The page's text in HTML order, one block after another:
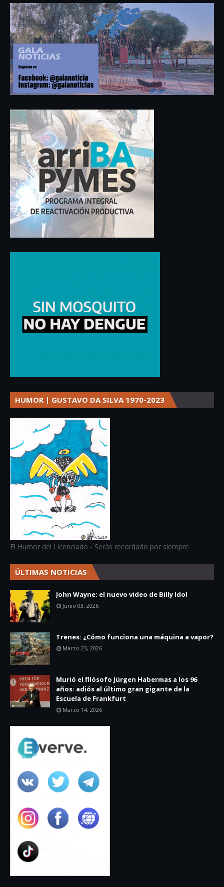
HUMOR | GUSTAVO DA SILVA 1970-2023
El Humor del Licenciado - Serás recordado por siempre
ÚLTIMAS NOTICIAS
John Wayne: el nuevo video de Billy Idol
Junio 03, 2026
Trenes: ¿Cómo funciona una máquina a vapor?
Marzo 23, 2026
Murió el filósofo Jürgen Habermas a los 96
años: adiós al último gran gigante de la
Escuela de Frankfurt
Marzo 14, 2026